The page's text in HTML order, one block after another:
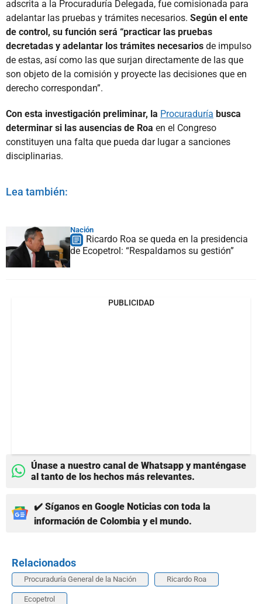
adscrita a la Procuraduría Delegada, fue comisionada para
adelantar las pruebas y trámites necesarios. Según el ente
de control, su función será “practicar las pruebas
decretadas y adelantar los trámites necesarios de impulso
de estas, así como las que surjan directamente de las que
son objeto de la comisión y proyecte las decisiones que en
derecho correspondan”.
Con esta investigación preliminar, la Procuraduría busca
determinar si las ausencias de Roa en el Congreso
constituyen una falta que pueda dar lugar a sanciones
disciplinarias.
Lea también:
Nación
Ricardo Roa se queda en la presidencia
de Ecopetrol: “Respaldamos su gestión”
PUBLICIDAD
Únase a nuestro canal de Whatsapp y manténgase
al tanto de los hechos más relevantes.
✔️ Síganos en Google Noticias con toda la
información de Colombia y el mundo.
Relacionados
Procuraduría General de la Nación Ricardo Roa
Ecopetrol